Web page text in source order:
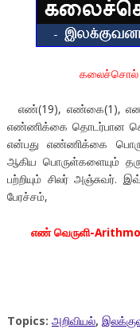
கலைச்சொல்
எண்(19), எண்கை(1),
எண்ணிக்கை தொடர்பான
என்பது எண்ணிக்கை
ஆகிய பொருள்களையும்
பற்றியும் சிலர் அஞ்சுவர்.
பேரச்சம்,
எண் வெருளி-
Topics: அறிவியல்,